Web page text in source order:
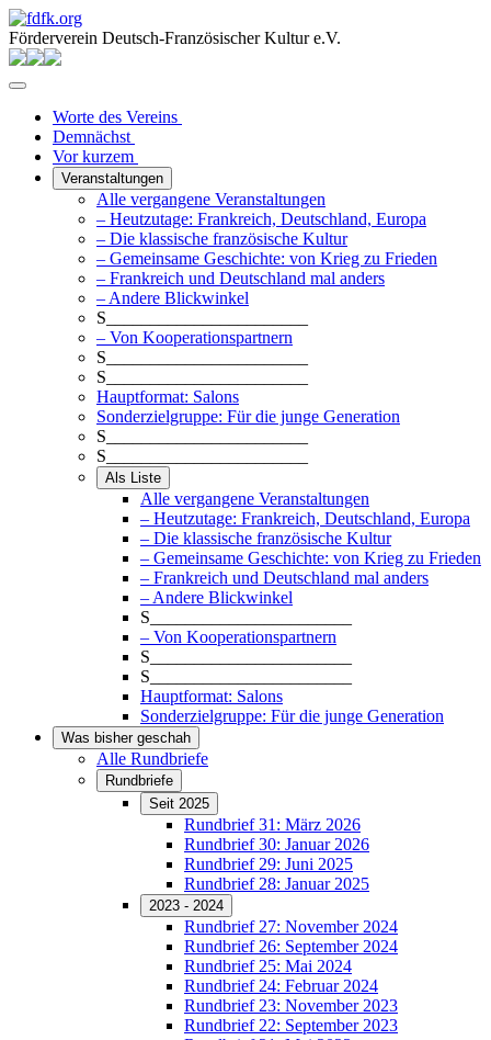
Förderverein Deutsch-Französischer Kultur e.V.
Worte des Vereins
Demnächst
Vor kurzem
Veranstaltungen
Alle vergangene Veranstaltungen
– Heutzutage: Frankreich, Deutschland, Europa
– Die klassische französische Kultur
– Gemeinsame Geschichte: von Krieg zu Frieden
– Frankreich und Deutschland mal anders
– Andere Blickwinkel
S_______________________
– Von Kooperationspartnern
S_______________________
S_______________________
Hauptformat: Salons
Sonderzielgruppe: Für die junge Generation
S_______________________
S_______________________
Als Liste
Alle vergangene Veranstaltungen
– Heutzutage: Frankreich, Deutschland, Europa
– Die klassische französische Kultur
– Gemeinsame Geschichte: von Krieg zu Frieden
– Frankreich und Deutschland mal anders
– Andere Blickwinkel
S_______________________
– Von Kooperationspartnern
S_______________________
S_______________________
Hauptformat: Salons
Sonderzielgruppe: Für die junge Generation
Was bisher geschah
Alle Rundbriefe
Rundbriefe
Seit 2025
Rundbrief 31: März 2026
Rundbrief 30: Januar 2026
Rundbrief 29: Juni 2025
Rundbrief 28: Januar 2025
2023 - 2024
Rundbrief 27: November 2024
Rundbrief 26: September 2024
Rundbrief 25: Mai 2024
Rundbrief 24: Februar 2024
Rundbrief 23: November 2023
Rundbrief 22: September 2023